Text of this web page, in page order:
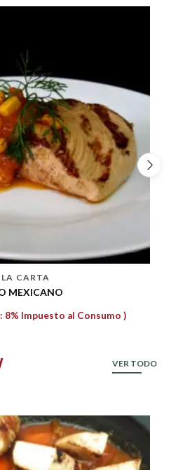
CARTA
DESMECHADA
8% Impuesto al Consumo )
VER TODO